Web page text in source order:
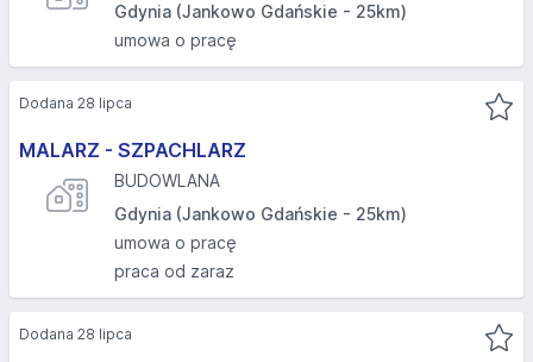
Gdynia (Jankowo Gdańskie - 25km)
umowa o pracę
MALARZ - SZPACHLARZ
BUDOWLANA
Gdynia (Jankowo Gdańskie - 25km)
umowa o pracę
praca od zaraz
Dodana 28 lipca
Dodana 28 lipca